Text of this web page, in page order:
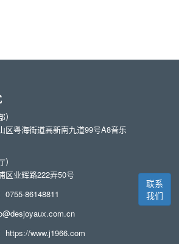
联系
我们
区粤海街道高新南九道99号A8音乐
区业辉路222弄50号
0755-86148811
https://www.j1966.com